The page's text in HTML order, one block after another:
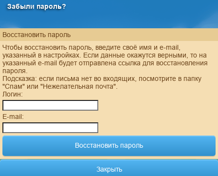
Забыли пароль?
Восстановить пароль
Чтобы восстановить пароль, введите своё имя и e-mail,
указанный в настройках. Если данные окажутся верными, то на
указанный e-mail будет отправлена ссылка для восстановления
пароля.
Подсказка: если письма нет во входящих, посмотрите в папку
"Спам" или "Нежелательная почта".
Логин:
E-mail:
Закрыть